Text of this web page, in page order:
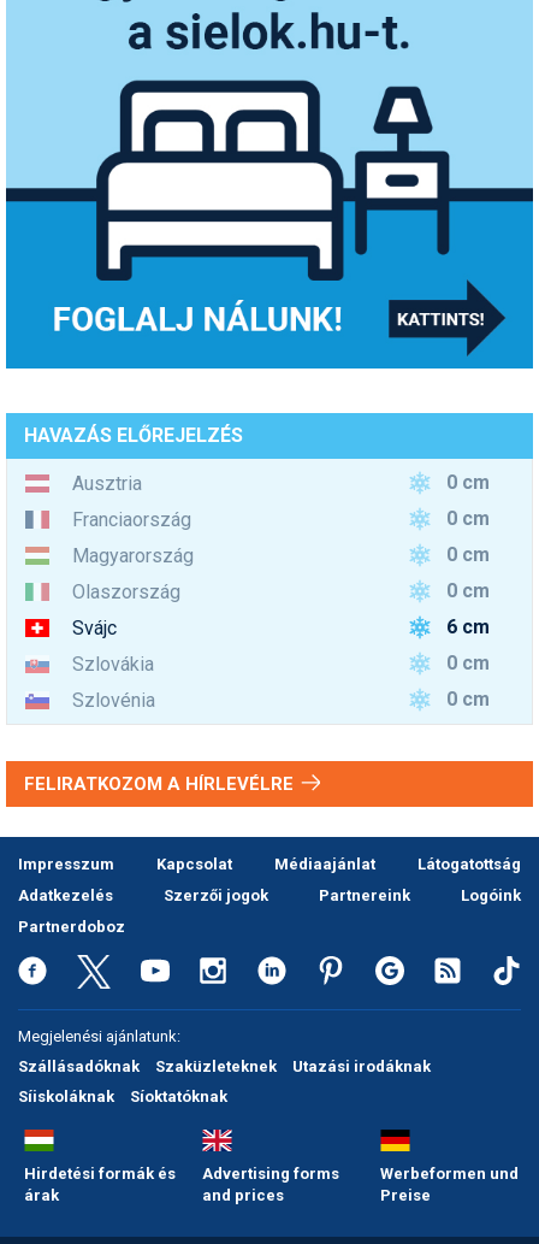
HAVAZÁS ELŐREJELZÉS
Ausztria
0 cm
Franciaország
0 cm
Magyarország
0 cm
Olaszország
0 cm
Svájc
6 cm
Szlovákia
0 cm
Szlovénia
0 cm
FELIRATKOZOM A HÍRLEVÉLRE
Impresszum Kapcsolat Médiaajánlat
Látogatottság
Adatkezelés
Szerzői jogok Partnereink
Logóink
Partnerdoboz
Megjelenési ajánlatunk:
Szállásadóknak
Szaküzleteknek
Utazási irodáknak
Síiskoláknak
Síoktatóknak
Hirdetési formák és
árak
Advertising forms
and prices
Werbeformen und
Preise